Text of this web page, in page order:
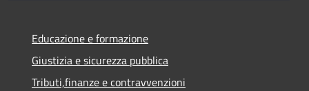
Educazione e formazione
Giustizia e sicurezza pubblica
Tributi,finanze e contravvenzioni